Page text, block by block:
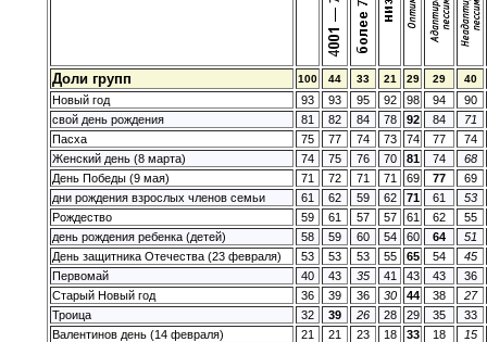
Доли групп 100 44 33 21 29 29 40
Новый год 93 93 95 92 98 94
90
свой день рождения
81 82 84 78 92 84
71
Пасха
75 77 74 73 74 77
74
Женский день (8 марта)
74 75 76 70 81 74
68
День Победы (9 мая)
71 72 71 71 69 77
69
дни рождения взрослых членов семьи
61 62 59 62 71 61
53
Рождество
59 61 57 57 61 62
55
день рождения ребенка (детей)
58 59 60 54 60 64
51
День защитника Отечества (23 февраля)
53 53 53 55 65 54
45
Первомай
40 43 35 41 43 43
36
Старый Новый год
36 39 36 30 44 38
27
Троица
32 39 26 28 29 35
33
Валентинов день (14 февраля)
21 21 23 18 33 18
15